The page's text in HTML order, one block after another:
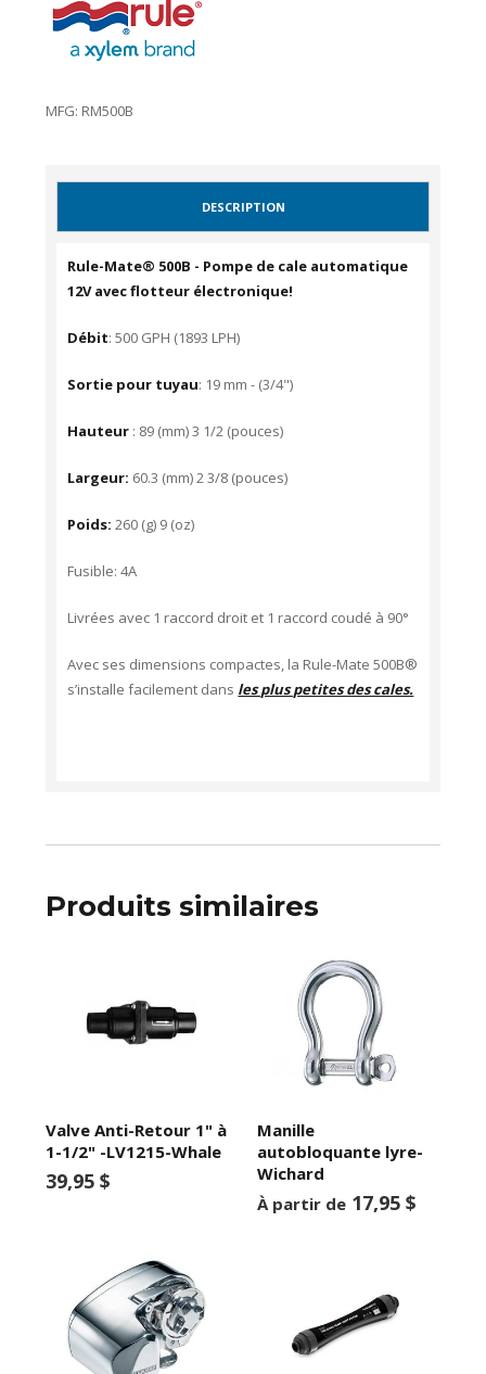
MFG: RM500B
DESCRIPTION
Rule-Mate® 500B - Pompe de cale automatique
12V avec flotteur électronique!
Débit: 500 GPH (1893 LPH)
Sortie pour tuyau: 19 mm - (3/4")
Hauteur : 89 (mm) 3 1/2 (pouces)
Largeur: 60.3 (mm) 2 3/8 (pouces)
Poids: 260 (g) 9 (oz)
Fusible: 4A
Livrées avec 1 raccord droit et 1 raccord coudé à 90°
Avec ses dimensions compactes, la Rule-Mate 500B®
s’installe facilement dans les plus petites des cales.
Produits similaires
Valve Anti-Retour 1" à
1-1/2" -LV1215-Whale
39,95 $
Manille
autobloquante lyre-
Wichard
À partir de 17,95 $